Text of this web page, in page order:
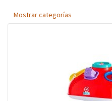
Mostrar categorías